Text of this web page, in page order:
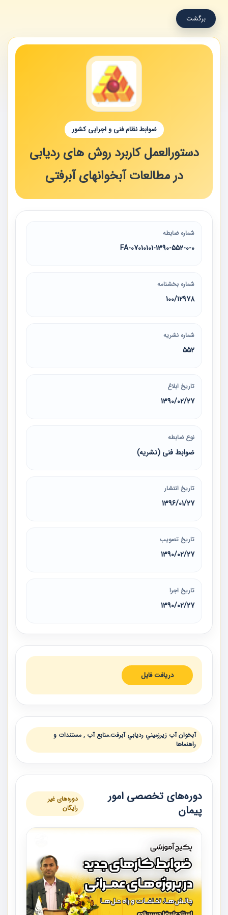
برگشت
ضوابط نظام فنی و اجرایی کشور
دستورالعمل کاربرد روش های ردیابی
در مطالعات آبخوانهای آبرفتی
شماره ضابطه
07010101-1390-552-0-0-FA
شماره بخشنامه
100/12978
شماره نشریه
552
تاریخ ابلاغ
1390/02/27
نوع ضابطه
ضوابط فنی (نشریه)
تاریخ انتشار
1396/01/27
تاریخ تصویب
1390/02/27
تاریخ اجرا
1390/02/27
دریافت فایل
آبخوان آب زيرزميني رديابي آبرفت.منابع آب , مستندات و
راهنماها
دوره‌های تخصصی امور
پیمان
دوره‌های غیر
رایگان